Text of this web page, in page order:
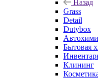
Назад
Grass
Detail
Dutybox
Бытовая
Клининг